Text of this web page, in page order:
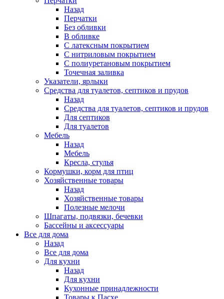
Назад
Перчатки
Без обливки
В обливке
С латексным покрытием
С нитриловым покрытием
С полиуретановым покрытием
Точечная заливка
Указатели, ярлыки
Средства для туалетов, септиков и прудов
Назад
Средства для туалетов, септиков и прудов
Для септиков
Для туалетов
Мебель
Назад
Мебель
Кресла, стулья
Кормушки, корм для птиц
Хозяйственные товары
Назад
Хозяйственные товары
Полезные мелочи
Шпагаты, подвязки, бечевки
Бассейны и аксессуары
Все для дома
Назад
Все для дома
Для кухни
Назад
Для кухни
Кухонные принадлежности
Товары к Пасхе